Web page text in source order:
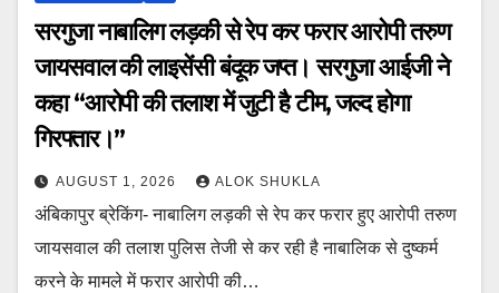
सरगुजा नाबालिग लड़की से रेप कर फरार आरोपी तरुण
जायसवाल की लाइसेंसी बंदूक जप्त। सरगुजा आईजी ने
कहा “आरोपी की तलाश में जुटी है टीम, जल्द होगा
गिरफ्तार।”
AUGUST 1, 2026 ALOK SHUKLA
अंबिकापुर ब्रेकिंग- नाबालिग लड़की से रेप कर फरार हुए आरोपी तरुण
जायसवाल की तलाश पुलिस तेजी से कर रही है नाबालिक से दुष्कर्म
करने के मामले में फरार आरोपी की…